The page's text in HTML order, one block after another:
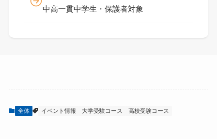
中高一貫中学生・保護者対象
全体 イベント情報 大学受験コース 高校受験コース